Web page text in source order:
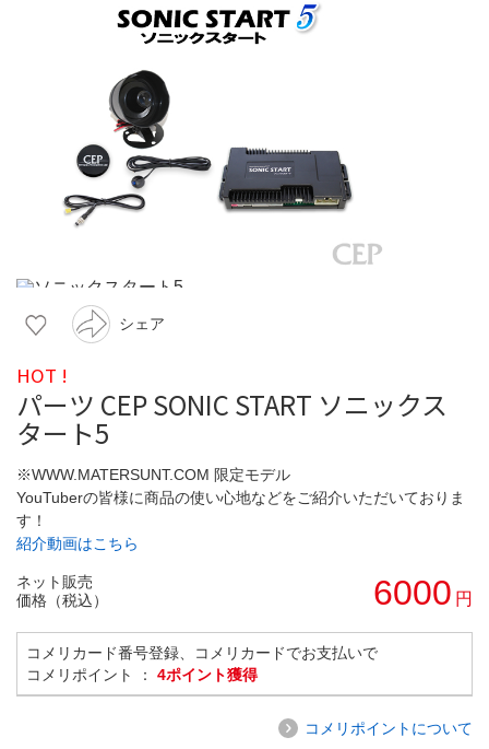
シェア
HOT !
パーツ CEP SONIC START ソニックス
タート5
※WWW.MATERSUNT.COM 限定モデル
YouTuberの皆様に商品の使い心地などをご紹介いただいておりま
す！
紹介動画はこちら
ネット販売
価格（税込）
6000 円
コメリカード番号登録、コメリカードでお支払いで
コメリポイント ： 4ポイント獲得
コメリポイントについて